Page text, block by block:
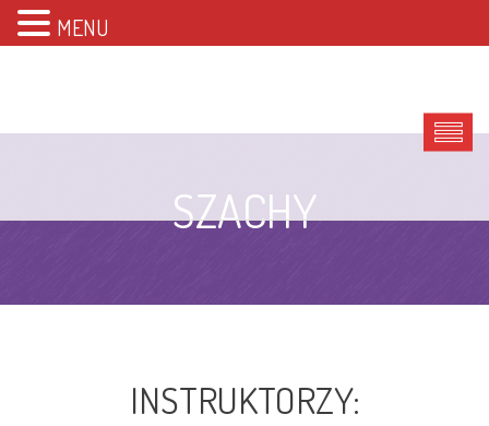
SZACHY
INSTRUKTORZY:
MENU